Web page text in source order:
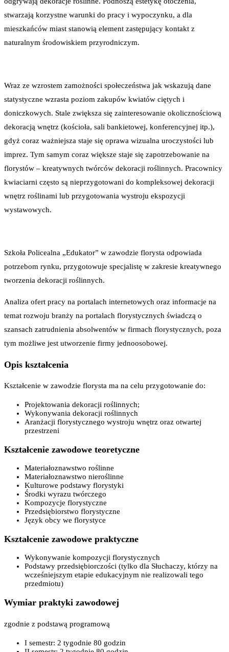
stwarzają korzystne warunki do pracy i wypoczynku, a dla
mieszkańców miast stanowią element zastępujący kontakt z
naturalnym środowiskiem przyrodniczym.
Wraz ze wzrostem zamożności społeczeństwa jak wskazują dane
statystyczne wzrasta poziom zakupów kwiatów ciętych i
doniczkowych. Stale zwiększa się zainteresowanie okolicznościową
dekoracją wnętrz (kościoła, sali bankietowej, konferencyjnej itp.),
gdyż coraz ważniejsza staje się oprawa wizualna uroczystości lub
imprez. Tym samym coraz większe staje się zapotrzebowanie na
florystów – kreatywnych twórców dekoracji roślinnych. Pracownicy
kwiaciarni często są nieprzygotowani do kompleksowej dekoracji
wnętrz roślinami lub przygotowania wystroju ekspozycji
wystawowych.
Szkoła Policealna „Edukator” w zawodzie florysta odpowiada
potrzebom rynku, przygotowuje specjalistę w zakresie kreatywnego
tworzenia dekoracji roślinnych.
Analiza ofert pracy na portalach internetowych oraz informacje na
temat rozwoju branży na portalach florystycznych świadczą o
szansach zatrudnienia absolwentów w firmach florystycznych, poza
tym możliwe jest utworzenie firmy jednoosobowej.
Opis kształcenia
Kształcenie w zawodzie florysta ma na celu przygotowanie do:
Projektowania dekoracji roślinnych;
Wykonywania dekoracji roślinnych
Aranżacji florystycznego wystroju wnętrz oraz otwartej
przestrzeni
Kształcenie zawodowe teoretyczne
Materiałoznawstwo roślinne
Materiałoznawstwo nieroślinne
Kulturowe podstawy florystyki
Środki wyrazu twórczego
Kompozycje florystyczne
Przedsiębiorstwo florystyczne
Język obcy we florystyce
Kształcenie zawodowe praktyczne
Wykonywanie kompozycji florystycznych
Podstawy przedsiębiorczości (tylko dla Słuchaczy, którzy na
wcześniejszym etapie edukacyjnym nie realizowali tego
przedmiotu)
Wymiar praktyki zawodowej
zgodnie z podstawą programową
I semestr: 2 tygodnie 80 godzin